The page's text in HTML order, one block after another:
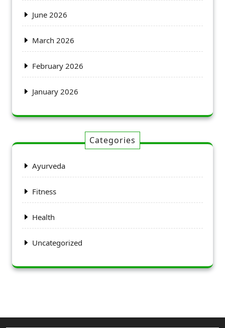
June 2026
March 2026
February 2026
January 2026
Categories
Ayurveda
Fitness
Health
Uncategorized